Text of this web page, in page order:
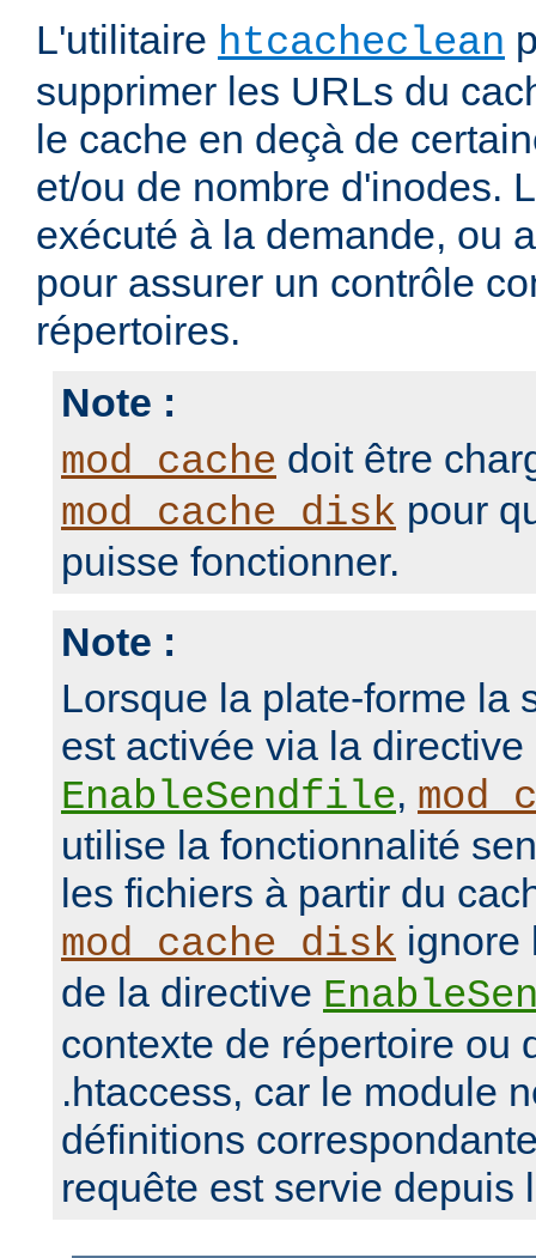
L'utilitaire htcacheclean
supprimer les URLs du
le cache en deçà de
et/ou de nombre d'inodes.
exécuté à la demande, ou
pour assurer un contrôle
répertoires.
Note :
mod_cache doit être
mod_cache_disk pour
puisse fonctionner.
Note :
Lorsque la plate-forme la
est activée via la directive
EnableSendfile,
utilise la fonctionnalité
les fichiers à partir du
mod_cache_disk ignore
de la directive
contexte de répertoire ou
.htaccess, car le module
définitions
requête est servie depuis